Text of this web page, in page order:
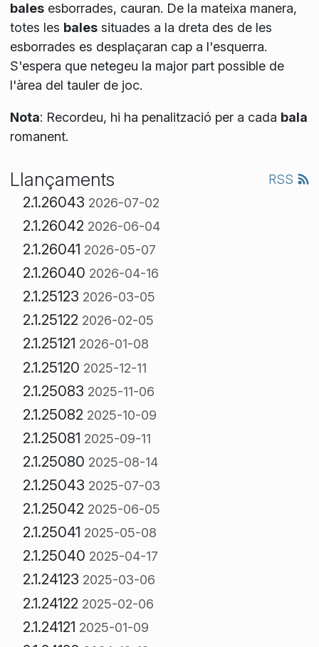
balesesborrades, cauran. De la mateixa manera,
totes les balessituades a la dreta des de les
esborrades es desplaçaran cap a l'esquerra.
S'espera que netegeu la major part possible de
l'àrea del tauler de joc.
Nota: Recordeu, hi ha penalització per a cada bala
romanent.
Llançaments RSS
2.1.26043 2026-07-02
2.1.26042 2026-06-04
2.1.26041 2026-05-07
2.1.26040 2026-04-16
2.1.25123 2026-03-05
2.1.25122 2026-02-05
2.1.25121 2026-01-08
2.1.25120 2025-12-11
2.1.25083 2025-11-06
2.1.25082 2025-10-09
2.1.25081 2025-09-11
2.1.25080 2025-08-14
2.1.25043 2025-07-03
2.1.25042 2025-06-05
2.1.25041 2025-05-08
2.1.25040 2025-04-17
2.1.24123 2025-03-06
2.1.24122 2025-02-06
2.1.24121 2025-01-09